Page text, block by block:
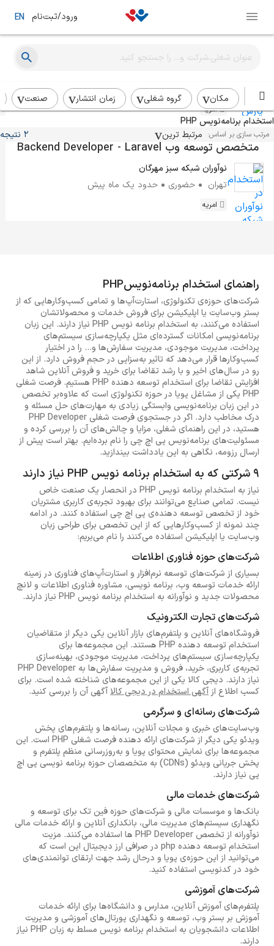
ورود/ثبت‌نام EN
مکان گروه شغلی زمان انتشار
صنعت
استخدام برنامه‌نویس PHP
مرتب سازی بر اساس: مرتبط ترین 2 نتیجه
برنامه‌نویس ارشد لاراول
تهران
دورکاری کمتر از ۲ هفته
امریه
متخصص توسعه وب Backend Developer - Laravel
نوآوران شبکه سبز مهرگان
تهران
حضوری حدود یک ماه پیش
امریه
راهنمای استخدام برنامه‌نویسPHP
شرکت‌های حوزه‌ی تکنولوژی، استارت‌آپ‌ها و تمامی کسب‌وکارهایی که از
بستر وب‌سایت یا اپلیکیشن برای فروش خدمات و محصولاتشان
استفاده می‌کنند، به استخدام برنامه نویس PHP نیاز دارند. این زبان
برنامه‌نویسی امکانات گسترده‌ای مثل یکپارچه‌سازی سیستم‌های
پرداخت، مدیریت موجودی، مدیریت سفارش‌ها و... را در اختیار
کسب‌وکارها قرار می‌دهد که تاثیر به‌سزایی در حجم فروش دارد. از این
رو در سال‌های اخیر و با رشد تقاضا برای خرید و فروش آنلاین شاهد
افزایش تقاضا برای استخدام توسعه دهنده PHP هستیم. فرصت شغلی
PHP یکی از مشاغل پویا در حوزه تکنولوژی است که علاوه‌بر تخصص
در این زبان برنامه‌نویسی وابستگی زیادی به مهارت‌های حل مسئله و
درک مخاطب دارد. اگر در جستجوی فرصت شغلی PHP Developer
هستید، در این راهنمای شغلی، مزایا و چالش‌های آن را بررسی کرده و
مسئولیت‌های برنامه‌نویس پی اچ چی را نام برده‌ایم. بهتر است پیش از
ارسال رزومه، نگاهی به این یادداشت بیندازید.
9 شرکتی که به استخدام برنامه‌ نویس PHP نیاز دارند
نیاز به استخدام برنامه نویس PHP در انحصار یک صنعت خاص
نیست. تمامی صنایع می‌توانند برای بهبود تجربه‌ی کاربری مشتریان
خود از تخصص توسعه دهنده‌ی پی اچ چی استفاده کنند. در ادامه
چند نمونه از کسب‌وکارهایی که از این تخصص برای طراحی زبان
وب‌سایت یا اپلیکیشن استفاده می‌کنند را نام می‌بریم:
شرکت‌های حوزه فناوری اطلاعات
بسیاری از شرکت‌های توسعه نرم‌افزار و استارت‌آپ‌های فناوری در زمینه
ارائه خدمات توسعه وب، برنامه نویسی، مشاوره فناوری اطلاعات و لانچ
محصولات جدید و نوآورانه به استخدام برنامه نویس PHP نیاز دارند.
شرکت‌های تجارت الکترونیک
فروشگاه‌های آنلاین و پلتفرم‌های بازار آنلاین یکی دیگر از متقاضیان
استخدام توسعه دهنده PHP هستند. این مجموعه‌ها برای
یکپارچه‌سازی سیستم‌های پرداخت، مدیریت موجودی، بهینه‌سازی
تجربه‌ی کاربری، خرید، فروش و مدیریت سفارش‌ها به PHP Developer
نیاز دارند. دیجی کالا یکی از این مجموعه‌های شناخته شده است. برای
کسب اطلاع از آگهی استخدام در دیجی کالاآگهی آن را بررسی کنید.
شرکت‌های رسانه‌ای و سرگرمی
وب‌سایت‌های خبری و مجلات آنلاین، رسانه‌ها و پلتفرم‌های پخش
ویدئو یکی دیگر از شرکت‌های ارائه دهنده فرصت شغلی PHP است. این
مجموعه‌ها برای نمایش محتوای پویا و به‌روزرسانی منظم پلتفرم‌ و
پخش جریانی ویدئو (CDNs) به متخصصان حوزه برنامه نویسی پی اچ
پی نیاز دارند.
شرکت‌های خدمات مالی
بانک‌ها و موسسات مالی و شرکت‌های حوزه فین تک برای توسعه و
نگهداری سیستم‌های مدیریت مالی، بانکداری آنلاین و ارائه خدمات مالی
نوآورانه از تخصص PHP Developer ها استفاده می‌کنند. مزیت
استخدام توسعه دهنده php در صرافی ارز دیجیتال این است که
می‌توانید از این حوزه‌ی پویا و درحال رشد جهت ارتقای توانمندی‌های
خود در کدنویسی استفاده کنید.
شرکت‌های آموزشی
پلتفرم‌های آموزش آنلاین، مدارس و دانشگاه‌ها برای ارائه خدمات
آموزش بر بستر وب، توسعه و نگهداری پورتال‌های آموزشی و مدیریت
اطلاعات دانشجویان به استخدام برنامه نویس مسلط به زبان PHP نیاز
دارند.